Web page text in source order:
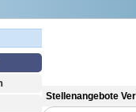
Stellenangebote